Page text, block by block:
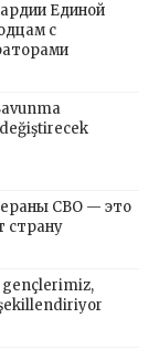
Единой
с
СВО — это
страну
gençlerimiz,